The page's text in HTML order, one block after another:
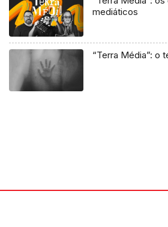
mediáticos
“Terra Média”: o